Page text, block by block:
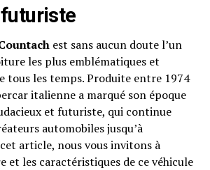
est sans aucun doute l’un
les plus emblématiques et
tous les temps. Produite entre 1974
italienne a marqué son époque
et futuriste, qui continue
automobiles jusqu’à
article, nous vous invitons à
et les caractéristiques de ce véhicule